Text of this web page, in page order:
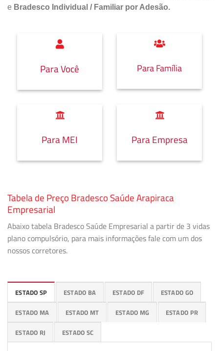
e Bradesco Individual / Familiar por Adesão.
Para Você Para Família
Para MEI Para Empresa
Tabela de Preço Bradesco Saúde Arapiraca
Empresarial
Abaixo tabela Bradesco Saúde Empresarial a partir de 3 vidas
plano compulsório, para mais informações fale com um dos
nossos corretores.
ESTADO SP ESTADO BA ESTADO DF ESTADO GO
ESTADO MA ESTADO MT ESTADO MG ESTADO PR
ESTADO RJ ESTADO SC